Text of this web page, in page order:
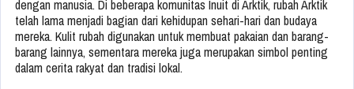
dengan manusia. Di beberapa komunitas Inuit di Arktik, rubah Arktik
telah lama menjadi bagian dari kehidupan sehari-hari dan budaya
mereka. Kulit rubah digunakan untuk membuat pakaian dan barang-
barang lainnya, sementara mereka juga merupakan simbol penting
dalam cerita rakyat dan tradisi lokal.